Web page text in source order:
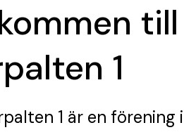
1
1 är en förening